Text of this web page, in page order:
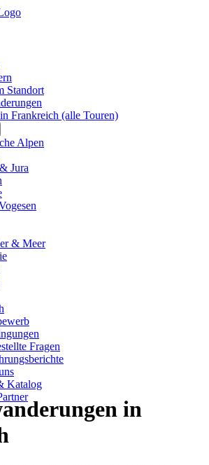
Standort
Frankreich (alle Touren)
Alpen
Jura
& Meer
Fragen
Katalog
in